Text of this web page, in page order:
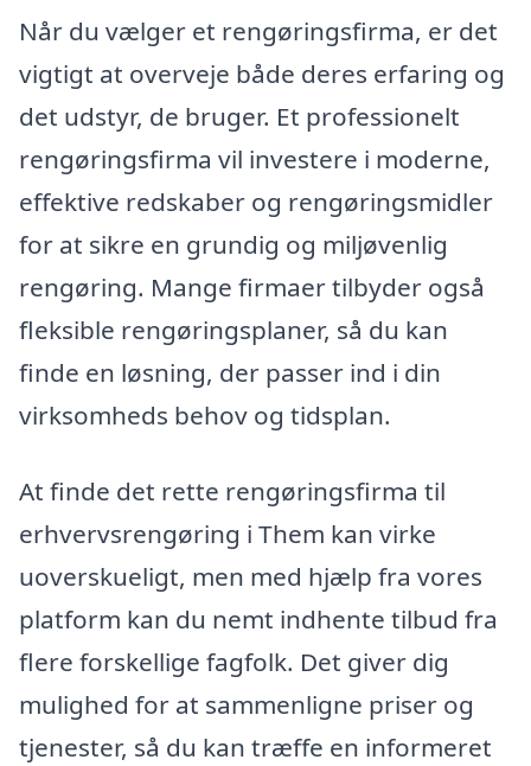
Når du vælger et rengøringsfirma, er det
vigtigt at overveje både deres erfaring og
det udstyr, de bruger. Et professionelt
rengøringsfirma vil investere i moderne,
effektive redskaber og rengøringsmidler
for at sikre en grundig og miljøvenlig
rengøring. Mange firmaer tilbyder også
fleksible rengøringsplaner, så du kan
finde en løsning, der passer ind i din
virksomheds behov og tidsplan.
At finde det rette rengøringsfirma til
erhvervsrengøring i Them kan virke
uoverskueligt, men med hjælp fra vores
platform kan du nemt indhente tilbud fra
flere forskellige fagfolk. Det giver dig
mulighed for at sammenligne priser og
tjenester, så du kan træffe en informeret